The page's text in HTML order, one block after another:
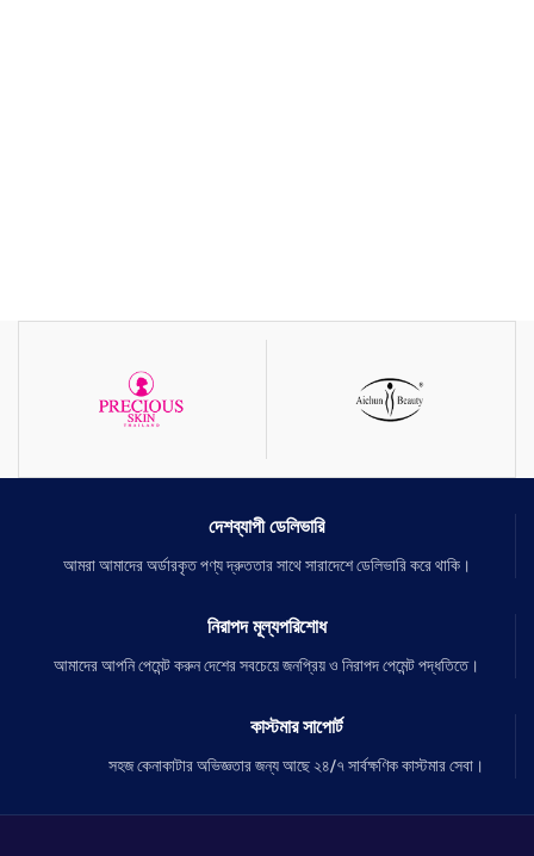
দেশব্যাপী ডেলিভারি
আমরা আমাদের অর্ডারকৃত পণ্য দ্রুততার সাথে সারাদেশে ডেলিভারি করে থাকি।
নিরাপদ মূল্যপরিশোধ
আমাদের আপনি পেমেন্ট করুন দেশের সবচেয়ে জনপ্রিয় ও নিরাপদ পেমেন্ট পদ্ধতিতে।
কাস্টমার সাপোর্ট
সহজ কেনাকাটার অভিজ্ঞতার জন্য আছে ২৪/৭ সার্বক্ষণিক কাস্টমার সেবা।